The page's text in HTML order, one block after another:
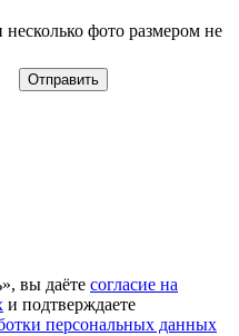
фото размером не
Отправить
вы даёте согласие на
и подтверждаете
персональных данных